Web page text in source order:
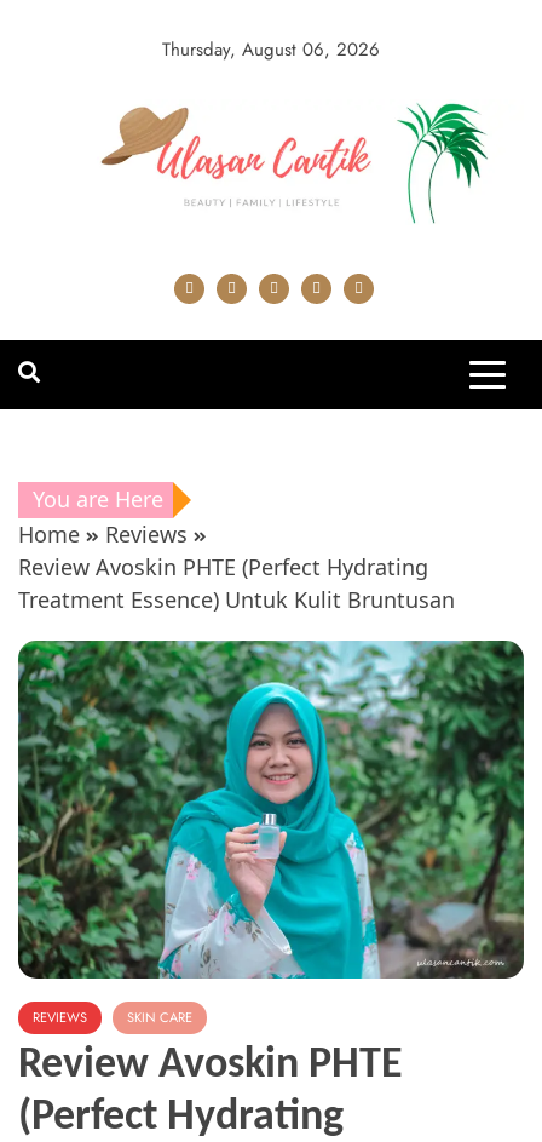
Thursday, August 06, 2026
You are Here
Home
Reviews
Review Avoskin PHTE (Perfect Hydrating
Treatment Essence) Untuk Kulit Bruntusan
REVIEWS SKIN CARE
Review Avoskin PHTE
(Perfect Hydrating